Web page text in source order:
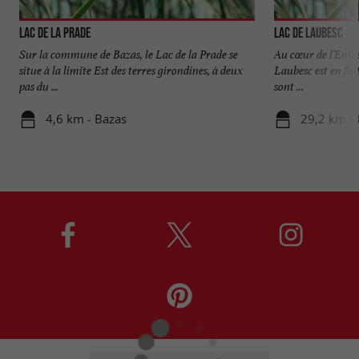
Lac de la Prade
Sur la commune de Bazas, le Lac de la Prade se
situe à la limite Est des terres girondines, à deux
pas du ...
4,6 km - Bazas
Lac de Laubesc
Au cœur de
Laubesc est en
sont ...
29,2 km -